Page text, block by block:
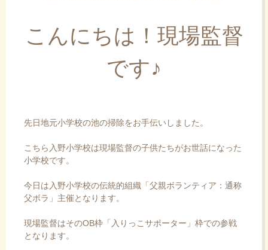
こんにちは！現場監督
です♪
先日地元小学校の池の掃除をお手伝いしました。
こちら入野小学校は現場監督の子供たちがお世話になった
小学校です。
今日は入野小学校の伝統的組織「父親ボランティア：通称
父ボラ」主催となります。
現場監督はそのOB枠「入りっこサポーター」枠での参戦
となります。